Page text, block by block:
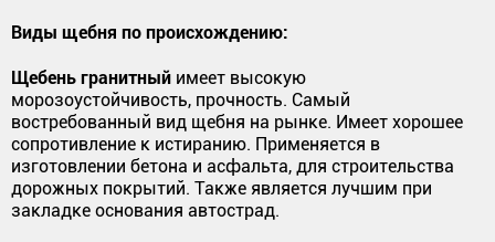
Виды щебня по происхождению:
Щебень гранитный имеет высокую
морозоустойчивость, прочность. Самый
востребованный вид щебня на рынке. Имеет хорошее
сопротивление к истиранию. Применяется в
изготовлении бетона и асфальта, для строительства
дорожных покрытий. Также является лучшим при
закладке основания автострад.